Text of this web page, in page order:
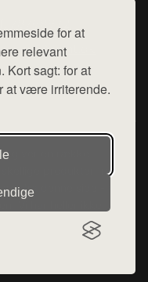
for at
relevant
Kort sagt: for at
at være irriterende.
hej@want.dk
og privatlivspolitik
en række
produkter fra
fra denne side - vi
Vi har heller ikke